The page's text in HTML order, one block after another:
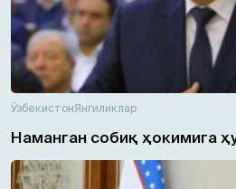
ЎзбекистонЯнгиликлар
Наманган собиқ ҳокимига